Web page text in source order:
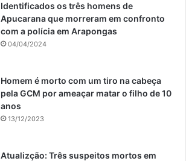
Identificados os três homens de
Apucarana que morreram em confronto
com a polícia em Arapongas
04/04/2024
Homem é morto com um tiro na cabeça
pela GCM por ameaçar matar o filho de 10
anos
13/12/2023
Atualizção: Três suspeitos mortos em